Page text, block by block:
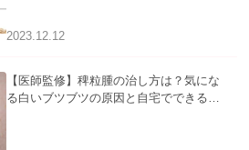
2023.12.12
【医師監修】稗粒腫の治し方は？気にな
る白いブツブツの原因と自宅でできるケ